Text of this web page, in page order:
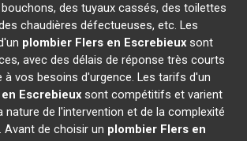
des tuyaux cassés, des toilettes
chaudières défectueuses, etc. Les
plombier Flers en Escrebieuxsont
avec des délais de réponse très courts
à vos besoins d'urgence. Les tarifs d'un
Escrebieux sont compétitifs et varient
nature de l'intervention et de la complexité
Avant de choisir un plombier Flers en